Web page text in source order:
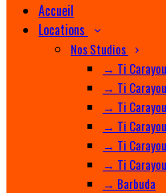
Accueil
Locations
Nos Studios
→ Ti
→ Ti
→ Ti
→ Ti
→ Ti
→ Ti
→ Barbuda